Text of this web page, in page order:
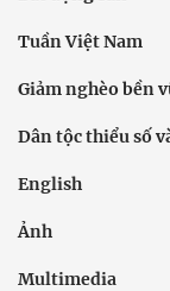
Tuần Việt Nam
Giảm nghèo bền
Dân tộc thiểu số
English
Ảnh
Multimedia